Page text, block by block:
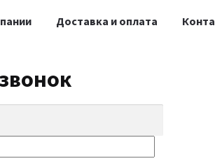
Доставка и оплата